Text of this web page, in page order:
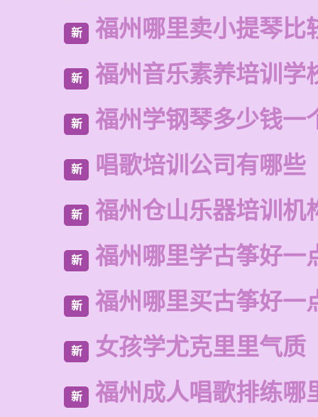
新 福州哪里卖小提琴比
新 福州音乐素养培训学
新 福州学钢琴多少钱一
新 唱歌培训公司有哪些
新 福州仓山乐器培训机
新 福州哪里学古筝好一
新 福州哪里买古筝好一
新 女孩学尤克里里气质
新 福州成人唱歌排练哪